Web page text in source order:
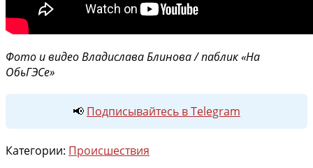
Фото и видео Владислава Блинова / паблик «На
ОбьГЭСе»
📢 Подписывайтесь в Telegram
Категории: Происшествия